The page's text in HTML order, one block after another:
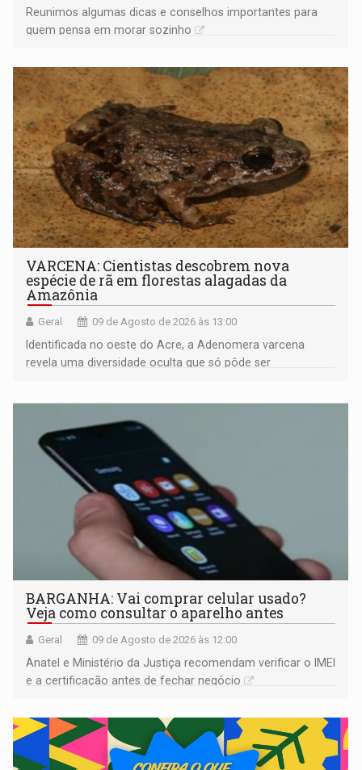
Reunimos algumas dicas e conselhos importantes para
quem pensa em morar sozinho
VARCENA: Cientistas descobrem nova
espécie de rã em florestas alagadas da
Amazônia
Geral 09 de Agosto de 2026 às 13:00
Identificada no oeste do Acre, a Adenomera varcena
revela uma diversidade oculta que só pôde ser
BARGANHA: Vai comprar celular usado?
Veja como consultar o aparelho antes
Geral 09 de Agosto de 2026 às 12:00
Anatel e Ministério da Justiça recomendam verificar o IMEI
e a certificação antes de fechar negócio